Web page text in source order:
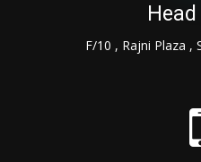
F/10 , Rajni Plaza ,